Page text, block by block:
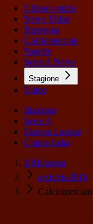
Ultime notizie
News Milan
Rassegna
Calciomercato
Pagelle
Serie A News
Stagione
Video
Stagione
Serie A
Europa League
Coppa Italia
Il Milanista
archivio2016